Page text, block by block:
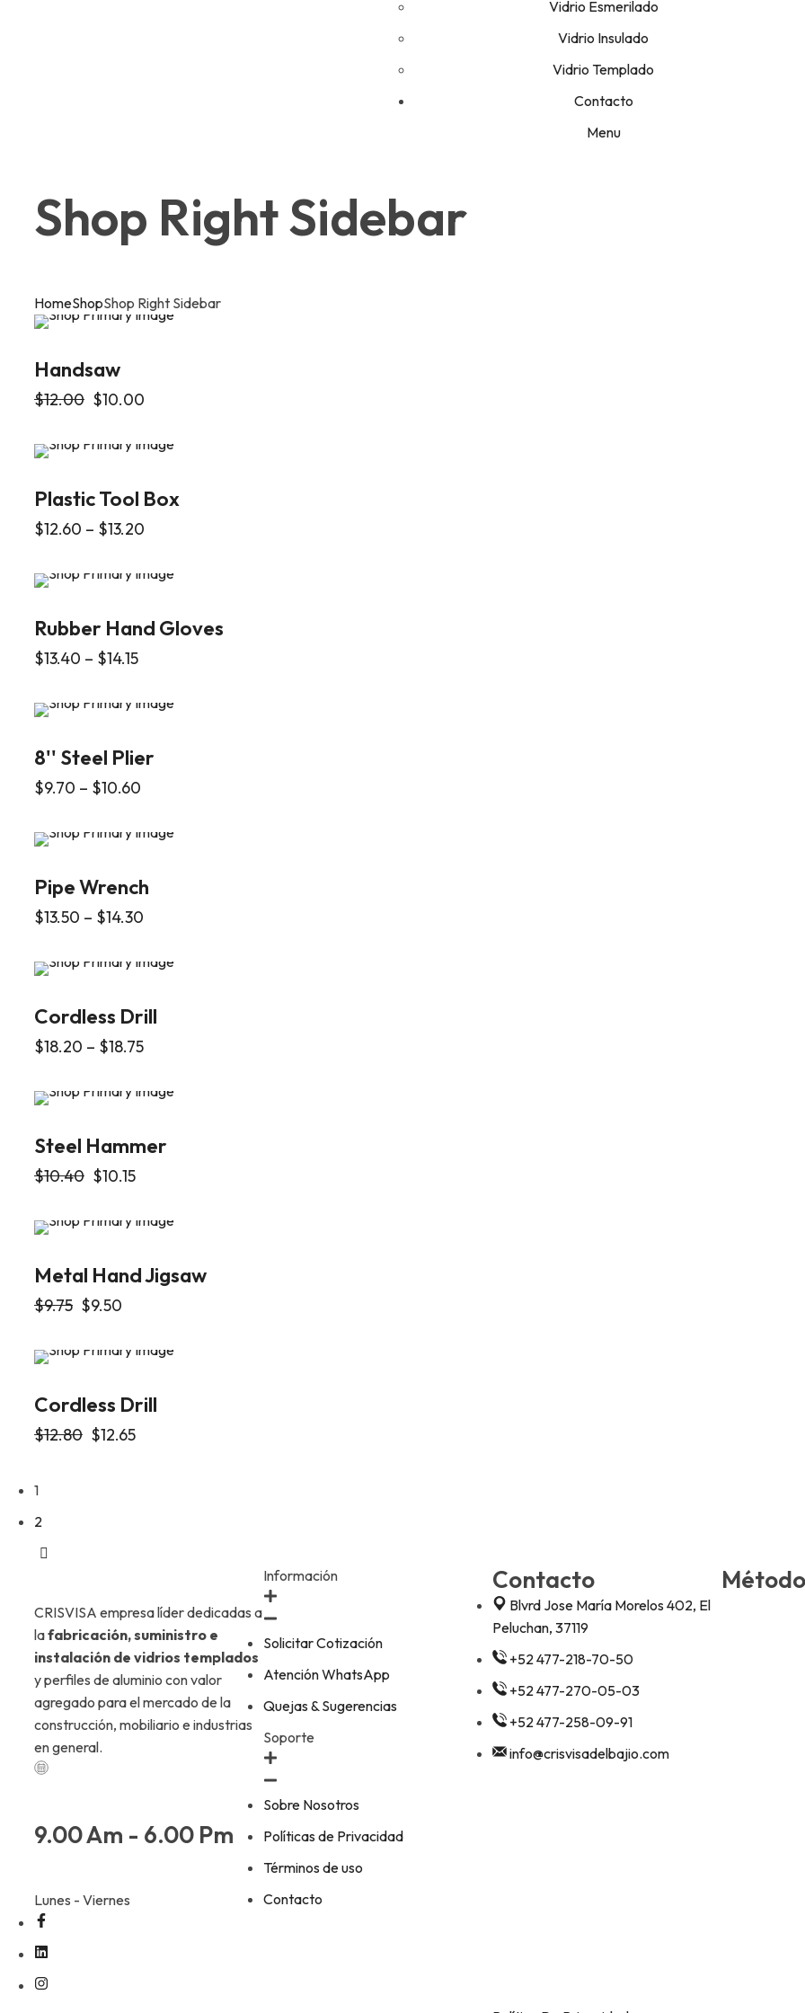
Vidrio Esmerilado
Vidrio Insulado
Vidrio Templado
Contacto
Menu
Shop Right Sidebar
HomeShopShop Right Sidebar
Handsaw
$12.00 $10.00
Plastic Tool Box
$12.60 – $13.20
Rubber Hand Gloves
$13.40 – $14.15
8'' Steel Plier
$9.70 – $10.60
Pipe Wrench
$13.50 – $14.30
Cordless Drill
$18.20 – $18.75
Steel Hammer
$10.40 $10.15
Metal Hand Jigsaw
$9.75 $9.50
Cordless Drill
$12.80 $12.65
1
2
CRISVISA empresa líder dedicadas a
lafabricación, suministro e
instalación de vidrios templados
y perfiles de aluminio con valor
agregado para el mercado de la
construcción, mobiliario e industrias
en general.
9.00 Am - 6.00 Pm
Lunes - Viernes
Información
Solicitar Cotización
Atención WhatsApp
Quejas & Sugerencias
Soporte
Sobre Nosotros
Políticas de Privacidad
Términos de uso
Contacto
Contacto
Blvrd Jose María Morelos 402, El
Peluchan, 37119
+52 477-218-70-50
+52 477-270-05-03
+52 477-258-09-91
info@crisvisadelbajio.com